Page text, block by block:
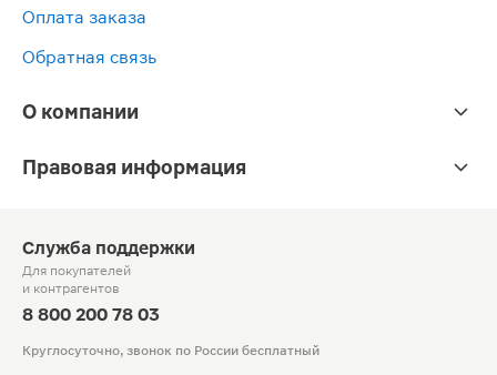
Оплата заказа
Обратная связь
О компании
Правовая информация
Служба поддержки
Для покупателей
и контрагентов
8 800 200 78 03
Круглосуточно, звонок по России бесплатный